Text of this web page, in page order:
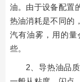
油。由于设备配置
热油消耗是不同的
汽有油雾，用的
些。
2、导热油品